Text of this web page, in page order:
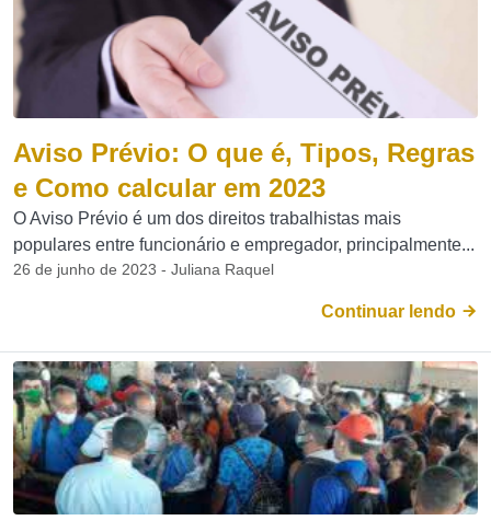
Aviso Prévio: O que é, Tipos, Regras
e Como calcular em 2023
O Aviso Prévio é um dos direitos trabalhistas mais
populares entre funcionário e empregador, principalmente...
26 de junho de 2023 - Juliana Raquel
Continuar lendo